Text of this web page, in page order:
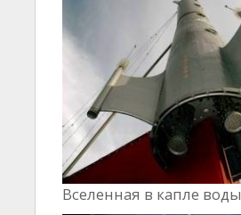
Вселенная в капле воды